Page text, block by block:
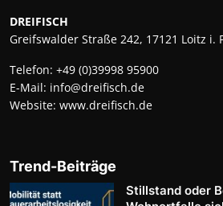
DREIFISCH
Greifswalder Straße 242, 17121 Loitz i.
Telefon: +49 (0)39998 95900
E-Mail: info@dreifisch.de
Website: www.dreifisch.de
Trend-Beiträge
Stillstand oder